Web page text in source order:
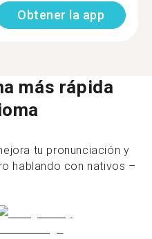
Obtener la app
más rápida
tu pronunciación y
hablando con nativos –